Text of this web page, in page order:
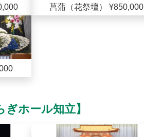
菖蒲（花祭壇） ¥850,000
ホール知立】